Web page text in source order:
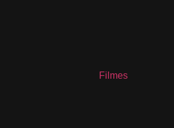
Filmes